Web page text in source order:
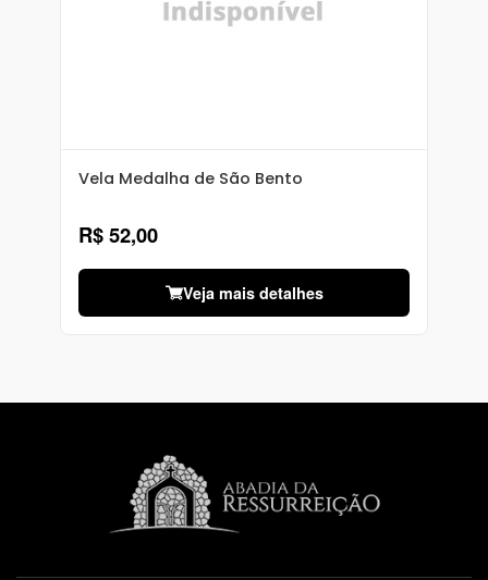
Vela Medalha de São Bento
R$ 52,00
Veja mais detalhes